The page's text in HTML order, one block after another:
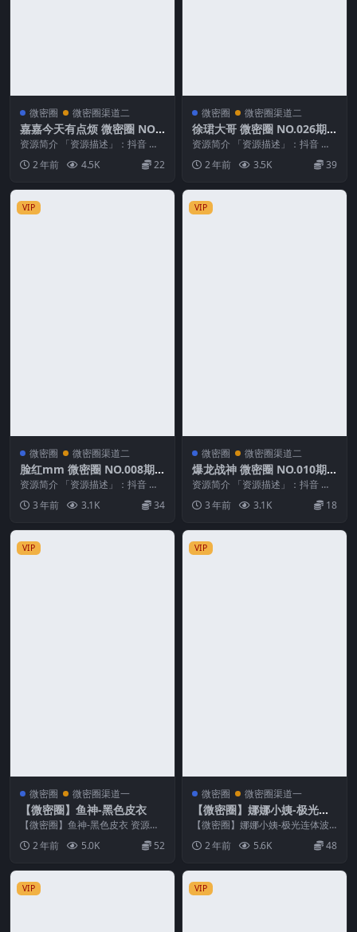
微密圈 微密圈渠道二
嘉嘉今天有点烦 微密圈 NO.0
02期
资源简介 「资源描述」：抖音 嘉
嘉今天有点烦 微密圈 NO.002期
【44P】...
2 年前 4.5K 22
微密圈 微密圈渠道二
徐珺大哥 微密圈 NO.026期
最新至：2024.8.2
资源简介 「资源描述」：抖音 徐
珺大哥 微密圈 NO.026期 【28P】
最新至...
2 年前 3.5K 39
VIP
微密圈 微密圈渠道二
脸红mm 微密圈 NO.008期
最新至：2024.1.08
资源简介 「资源描述」：抖音 脸
红mm 微密圈 NO.008期 【25P2
V】最...
3 年前 3.1K 34
VIP
微密圈 微密圈渠道二
爆龙战神 微密圈 NO.010期
最新至：2023.6.17
资源简介 「资源描述」：抖音 爆
龙战神 微密圈 NO.010期 【7V】
最新至：...
3 年前 3.1K 18
VIP
微密圈 微密圈渠道一
【微密圈】鱼神-黑色皮衣
【微密圈】鱼神-黑色皮衣 资源简
介 「资源名称」：【微密圈】鱼
神-黑色皮衣 [1...
2 年前 5.0K 52
VIP
微密圈 微密圈渠道一
【微密圈】娜娜小姨-极光连
体波点丝
【微密圈】娜娜小姨-极光连体波
点丝 资源简介 「资源名称」：
【微密圈】娜娜小姨-...
2 年前 5.6K 48
VIP VIP